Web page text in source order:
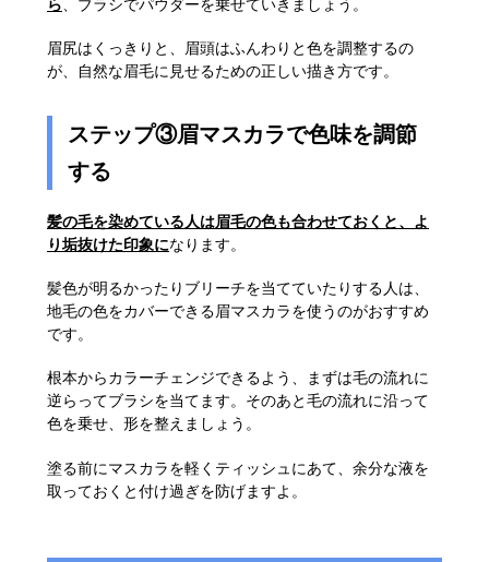
ら 、ブラシでパウダーを乗せていきましょう。
眉尻はくっきりと、眉頭はふんわりと色を調整するの
が、自然な眉毛に見せるための正しい描き方です。
ステップ③眉マスカラで色味を調節
する
髪の毛を染めている人は眉毛の色も合わせておくと、よ
り垢抜けた印象になります。
髪色が明るかったりブリーチを当てていたりする人は、
地毛の色をカバーできる眉マスカラを使うのがおすすめ
です。
根本からカラーチェンジできるよう、まずは毛の流れに
逆らってブラシを当てます。そのあと毛の流れに沿って
色を乗せ、形を整えましょう。
塗る前にマスカラを軽くティッシュにあて、余分な液を
取っておくと付け過ぎを防げますよ。